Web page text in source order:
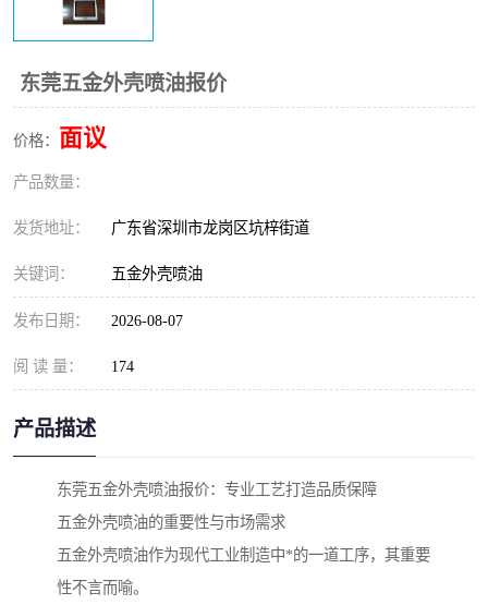
东莞五金外壳喷油报价
价格： 面议
产品数量：
发货地址： 广东省深圳市龙岗区坑梓街道
关键词： 五金外壳喷油
发布日期： 2026-08-07
阅 读 量： 174
产品描述
东莞五金外壳喷油报价：专业工艺打造品质保障
五金外壳喷油的重要性与市场需求
五金外壳喷油作为现代工业制造中*的一道工序，其重要
性不言而喻。